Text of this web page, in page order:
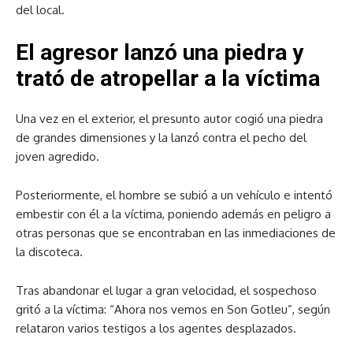
del local.
El agresor lanzó una piedra y
trató de atropellar a la víctima
Una vez en el exterior, el presunto autor cogió una piedra
de grandes dimensiones y la lanzó contra el pecho del
joven agredido.
Posteriormente, el hombre se subió a un vehículo e intentó
embestir con él a la víctima, poniendo además en peligro a
otras personas que se encontraban en las inmediaciones de
la discoteca.
Tras abandonar el lugar a gran velocidad, el sospechoso
gritó a la víctima: “Ahora nos vemos en Son Gotleu”, según
relataron varios testigos a los agentes desplazados.